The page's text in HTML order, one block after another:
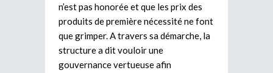
n’est pas honorée et que les prix des
produits de première nécessité ne font
que grimper. A travers sa démarche, la
structure a dit vouloir une
gouvernance vertueuse afin